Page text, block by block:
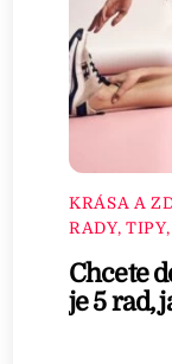
KRÁSA A
RADY,
Chcete
je 5 rad,